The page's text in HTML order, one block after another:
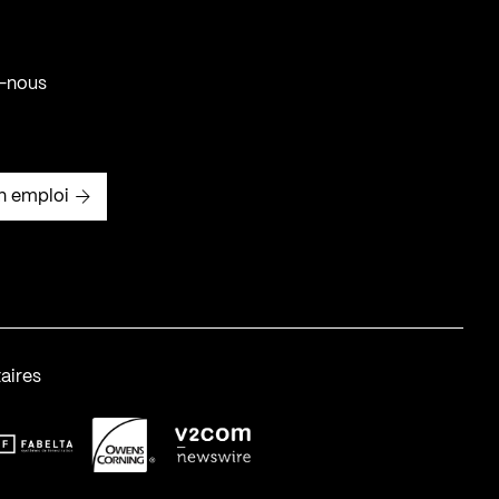
nous
emploi